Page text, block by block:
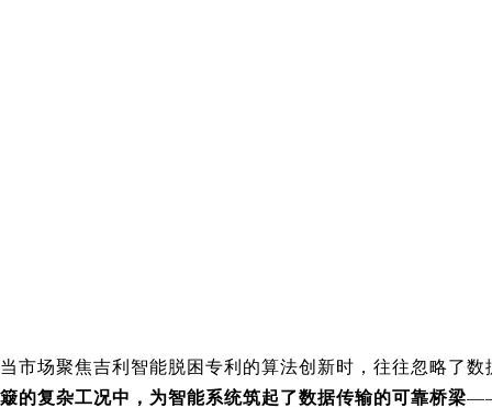
当市场聚焦吉利智能脱困专利的算法创新时，往往忽略了
簸的复杂工况中，为智能系统筑起了数据传输的可靠桥梁——